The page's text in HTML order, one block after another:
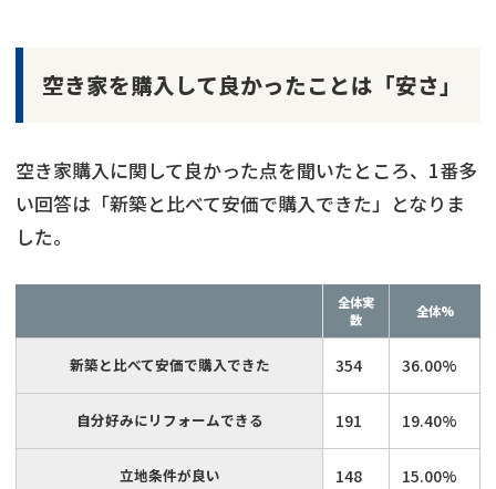
空き家を購入して良かったことは「安さ」
空き家購入に関して良かった点を聞いたところ、1番多
い回答は「新築と比べて安価で購入できた」となりま
した。
全体実
数
全体%
新築と比べて安価で購入できた 354 36.00%
自分好みにリフォームできる 191 19.40%
立地条件が良い 148 15.00%